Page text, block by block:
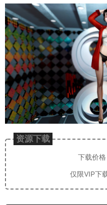
资源下载
下载价格
仅限VIP下